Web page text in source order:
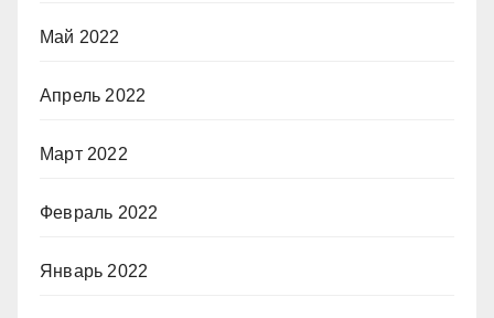
Май 2022
Апрель 2022
Март 2022
Февраль 2022
Январь 2022